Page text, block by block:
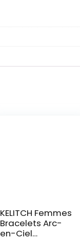
KELITCH Femmes
Bracelets Arc-
en-Ciel